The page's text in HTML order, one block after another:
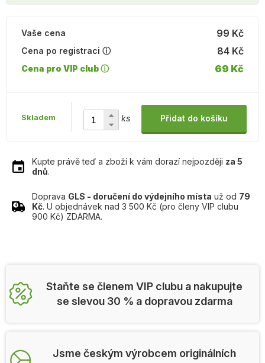
99 Kč
Vaše cena
Cena po registraci ⓘ
84 Kč
Cena pro VIP club ⓘ 69 Kč
Skladem ks Přidat do košíku
Kupte právě teď a zboží k vám dorazí nejpozději za 5
dnů.
Doprava GLS - doručení do výdejního místa už od 79
Kč. U objednávek nad 3 500 Kč (pro členy VIP clubu
900 Kč) ZDARMA.
Staňte se členem VIP clubu a nakupujte
se slevou 30 % a dopravou zdarma
Jsme českým výrobcem originálních